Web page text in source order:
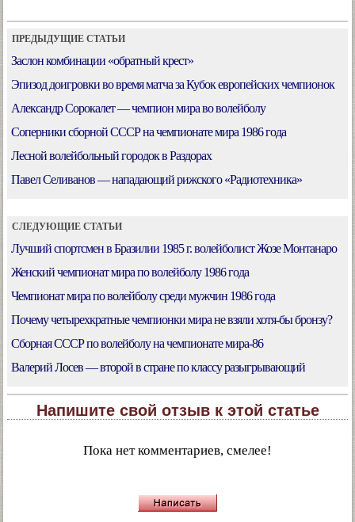
ПРЕДЫДУЩИЕ СТАТЬИ
Заслон комбинации «обратный крест»
Эпизод доигровки во время матча за Кубок европейских чемпионок
Александр Сорокалет — чемпион мира во волейболу
Соперники сборной СССР на чемпионате мира 1986 года
Лесной волейбольный городок в Раздорах
Павел Селиванов — нападающий рижского «Радиотехника»
СЛЕДУЮЩИЕ СТАТЬИ
Лучший спортсмен в Бразилии 1985 г. волейболист Жозе Монтанаро
Женский чемпионат мира по волейболу 1986 года
Чемпионат мира по волейболу среди мужчин 1986 года
Почему четырехкратные чемпионки мира не взяли хотя-бы бронзу?
Cборная СССР по волейболу на чемпионате мира-86
Валерий Лосев — второй в стране по классу разыгрывающий
Напишите свой отзыв к этой статье
Пока нет комментариев, смелее!